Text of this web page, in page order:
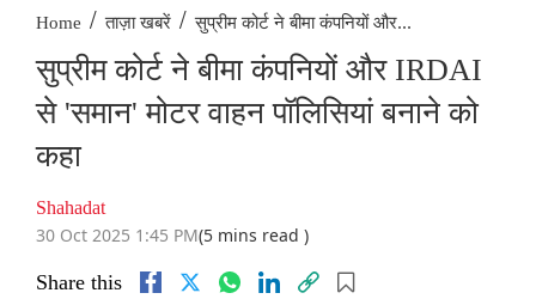
Home / ताज़ा खबरें / सुप्रीम कोर्ट ने बीमा कंपनियों और...
सुप्रीम कोर्ट ने बीमा कंपनियों और IRDAI
से 'समान' मोटर वाहन पॉलिसियां बनाने को
कहा
Shahadat
30 Oct 2025 1:45 PM(5 mins read )
Share this